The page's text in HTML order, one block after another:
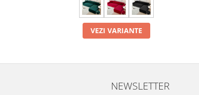
VEZI VARIANTE
NEWSLETTER